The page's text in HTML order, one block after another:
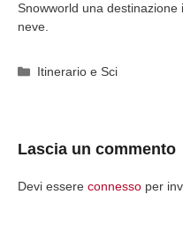
Snowworld una
neve.
Categorie
Itinerario e Sci
Lascia un commento
Devi essere connesso per